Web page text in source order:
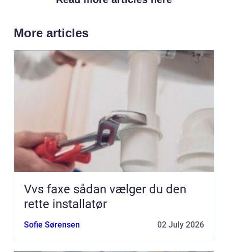
More articles
Vvs faxe sådan vælger du den
rette installatør
Sofie Sørensen 02 July 2026